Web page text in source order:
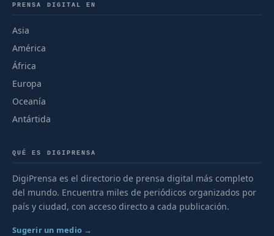
PRENSA DIGITAL EN
Asia
América
África
Europa
Oceanía
Antártida
QUÉ ES DIGIPRENSA
DigiPrensa es el directorio de prensa digital más completo
del mundo. Encuentra miles de periódicos organizados por
país y ciudad, con acceso directo a cada publicación.
Sugerir un medio →